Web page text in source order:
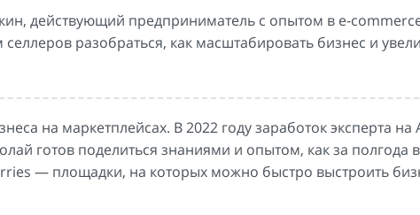
действующий предприниматель с опытом в e-
разобраться, как масштабировать бизнес и
на маркетплейсах. В 2022 году заработок эксперта на
готов поделиться знаниями и опытом, как за полгода
— площадки, на которых можно быстро выстроить